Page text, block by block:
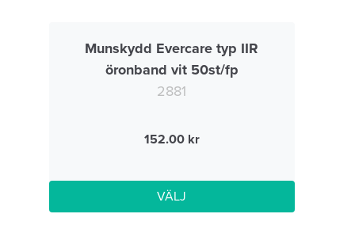
Munskydd Evercare typ IIR
öronband vit 50st/fp
2881
152.00
VÄLJ